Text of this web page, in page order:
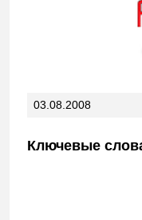
03.08.2008
Ключевые